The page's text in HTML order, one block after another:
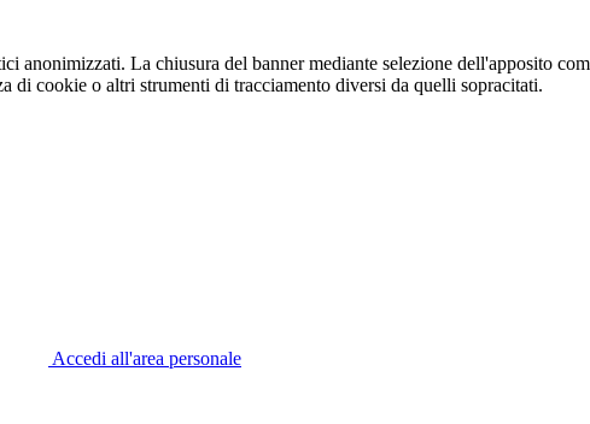
anonimizzati. La chiusura del banner mediante selezione dell'apposito
di cookie o altri strumenti di tracciamento diversi da quelli sopracitati.
Accedi all'area personale